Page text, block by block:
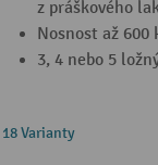
z práškového
Nosnost až 600
3, 4 nebo 5
18 Varianty